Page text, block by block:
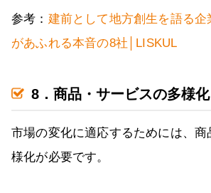
参考： 建前として地方創生を語る
があふれる本音の8社│LISKUL
8．商品・サービスの多様化
市場の変化に適応するためには、商
様化が必要です。